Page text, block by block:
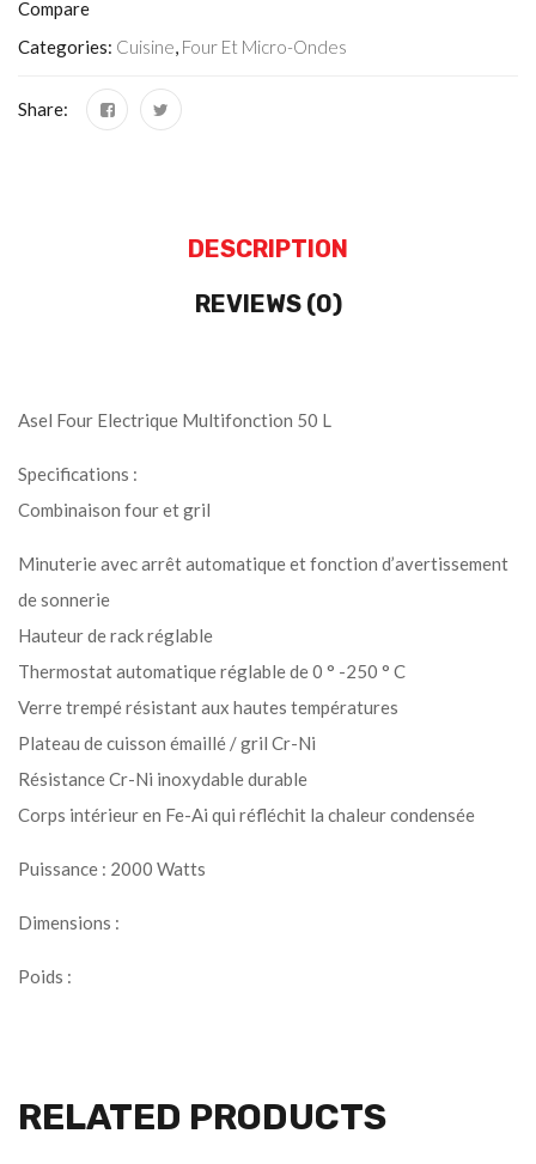
Compare
Categories: Cuisine, Four Et Micro-Ondes
Share:
DESCRIPTION
REVIEWS (0)
Asel Four Electrique Multifonction 50 L
Specifications :
Combinaison four et gril
Minuterie avec arrêt automatique et fonction d’avertissement
de sonnerie
Hauteur de rack réglable
Thermostat automatique réglable de 0 ° -250 ° C
Verre trempé résistant aux hautes températures
Plateau de cuisson émaillé / gril Cr-Ni
Résistance Cr-Ni inoxydable durable
Corps intérieur en Fe-Ai qui réfléchit la chaleur condensée
Puissance : 2000 Watts
Dimensions :
Poids :
RELATED PRODUCTS